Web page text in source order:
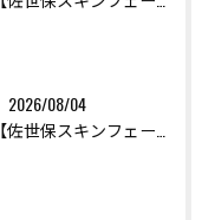
2026/08/04